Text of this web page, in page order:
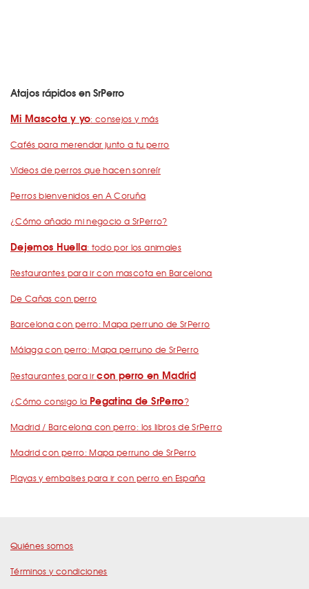
Atajos rápidos en SrPerro
Mi Mascota y yo: consejos y más
Cafés para merendar junto a tu perro
Vídeos de perros que hacen sonreír
Perros bienvenidos en A Coruña
¿Cómo añado mi negocio a SrPerro?
Dejemos Huella: todo por los animales
Restaurantes para ir con mascota en Barcelona
De Cañas con perro
Barcelona con perro: Mapa perruno de SrPerro
Málaga con perro: Mapa perruno de SrPerro
Restaurantes para ircon perro en Madrid
¿Cómo consigo la Pegatina de SrPerro?
Madrid / Barcelona con perro: los libros de SrPerro
Madrid con perro: Mapa perruno de SrPerro
Playas y embalses para ir con perro en España
Quiénes somos
Términos y condiciones